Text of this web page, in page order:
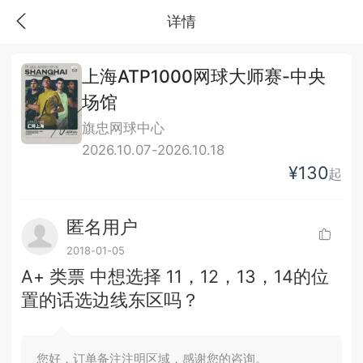
详情
上海ATP1000网球大师赛-中央
场馆
旗忠网球中心
2026.10.07-2026.10.18
¥130起
匿名用户
2018-01-05
A+ 类票 中想选择 11，12，13，14的位
置的话选边线东区吗？
您好，订单备注注明区域，感谢您的咨询。